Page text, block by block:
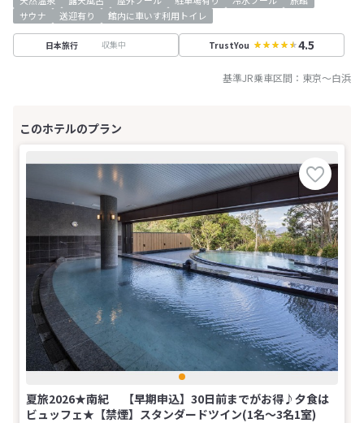
サウナ
送迎有り 館内に車いす利用トイレ
日本旅行 収集中 TrustYou 4.5
基準JR乗車区間： 東京～白浜
夏旅2026★南紀 【早期申込】30日前までがお得♪夕食は
ビュッフェ★【禁煙】スタンダードツイン(1名～3名1室)